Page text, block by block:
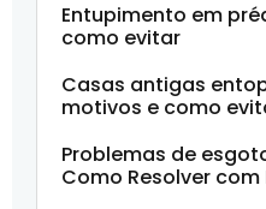
Entupimento em
como evitar
Casas antigas
motivos e como
Problemas de
Como Resolver